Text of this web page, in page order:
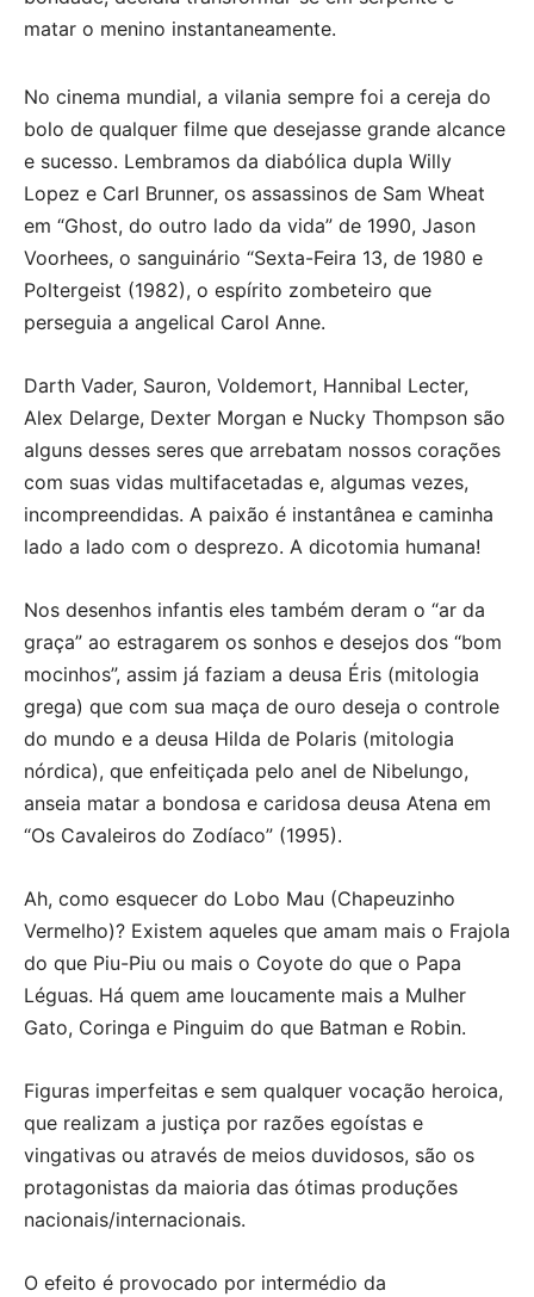
matar o menino instantaneamente.
No cinema mundial, a vilania sempre foi a cereja do
bolo de qualquer filme que desejasse grande alcance
e sucesso. Lembramos da diabólica dupla Willy
Lopez e Carl Brunner, os assassinos de Sam Wheat
em “Ghost, do outro lado da vida” de 1990, Jason
Voorhees, o sanguinário “Sexta-Feira 13, de 1980 e
Poltergeist (1982), o espírito zombeteiro que
perseguia a angelical Carol Anne.
Darth Vader, Sauron, Voldemort, Hannibal Lecter,
Alex Delarge, Dexter Morgan e Nucky Thompson são
alguns desses seres que arrebatam nossos corações
com suas vidas multifacetadas e, algumas vezes,
incompreendidas. A paixão é instantânea e caminha
lado a lado com o desprezo. A dicotomia humana!
Nos desenhos infantis eles também deram o “ar da
graça” ao estragarem os sonhos e desejos dos “bom
mocinhos”, assim já faziam a deusa Éris (mitologia
grega) que com sua maça de ouro deseja o controle
do mundo e a deusa Hilda de Polaris (mitologia
nórdica), que enfeitiçada pelo anel de Nibelungo,
anseia matar a bondosa e caridosa deusa Atena em
“Os Cavaleiros do Zodíaco” (1995).
Ah, como esquecer do Lobo Mau (Chapeuzinho
Vermelho)? Existem aqueles que amam mais o Frajola
do que Piu-Piu ou mais o Coyote do que o Papa
Léguas. Há quem ame loucamente mais a Mulher
Gato, Coringa e Pinguim do que Batman e Robin.
Figuras imperfeitas e sem qualquer vocação heroica,
que realizam a justiça por razões egoístas e
vingativas ou através de meios duvidosos, são os
protagonistas da maioria das ótimas produções
nacionais/internacionais.
O efeito é provocado por intermédio da